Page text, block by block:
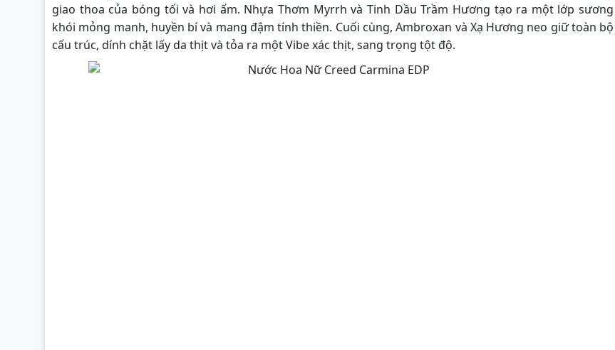
giao thoa của bóng tối và hơi ấm. Nhựa Thơm Myrrh và Tinh Dầu Trầm Hương tạo ra một lớp sương
khói mỏng manh, huyền bí và mang đậm tính thiền. Cuối cùng, Ambroxan và Xạ Hương neo giữ toàn bộ
cấu trúc, dính chặt lấy da thịt và tỏa ra một Vibe xác thịt, sang trọng tột độ.